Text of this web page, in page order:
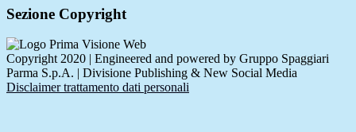
Sezione Copyright
Copyright 2020 | Engineered and powered by Gruppo Spaggiari
Parma S.p.A. | Divisione Publishing & New Social Media
Disclaimer trattamento dati personali